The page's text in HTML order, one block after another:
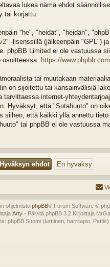
lukea nämä ehdot
tai korjattu.
"he", "heidät", "heidän",
" -lisenssillä (jälkeenpäin "GPL")
phpBB Limited ei ole vastuussa
osoitteessa: https://
tai muutakaan
on sijoitettu tai kansainvälisiä
internet-
Hyväksyt, että "Sotahuuto" on
että kaikki yllä annettu
tai phpBB ei ole vastuussa
ohjelmisto phpBB® Forum Software ©
Arty- Päivitä phpBB 3.2 Kirjoittaja
phpBB Suomi (lurttinen, harritapio, Pettis)